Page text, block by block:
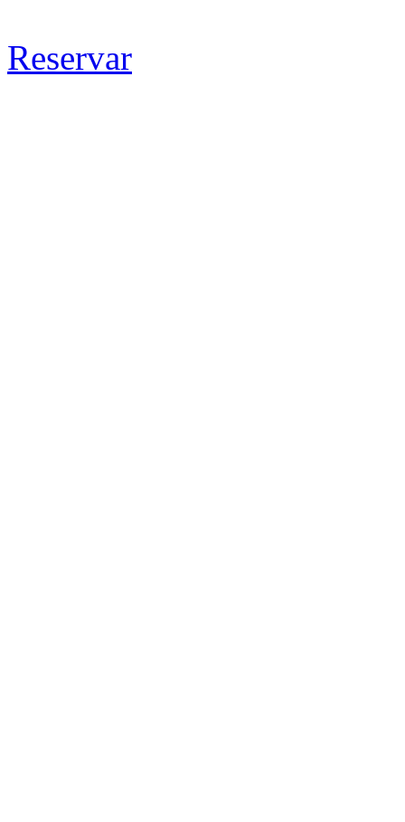
Reservar